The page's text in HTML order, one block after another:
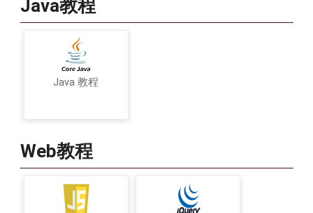
Java教程
Java 教程
Web教程